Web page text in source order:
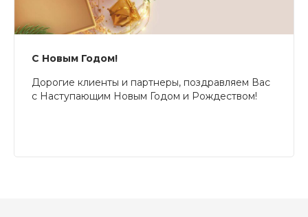
С Новым Годом!
Дорогие клиенты и партнеры, поздравляем Вас
с Наступающим Новым Годом и Рождеством!